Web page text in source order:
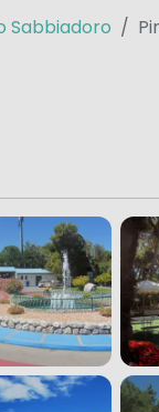
Sabbiadoro